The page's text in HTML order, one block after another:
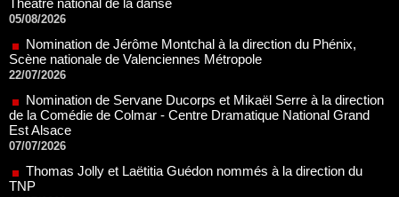
Nomination de Jérôme Montchal à la direction du Phénix,
Scène nationale de Valenciennes Métropole
22/07/2026
Nomination de Servane Ducorps et Mikaël Serre à la direction
de la Comédie de Colmar - Centre Dramatique National Grand
Est Alsace
07/07/2026
Thomas Jolly et Laëtitia Guédon nommés à la direction du
TNP
02/07/2026
Fonds SACD Théâtre : les lauréats 2026